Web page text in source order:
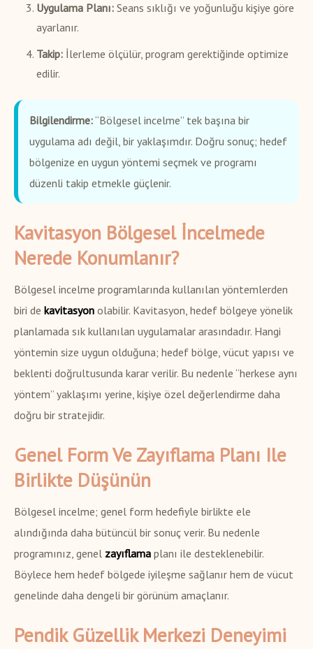
Uygulama Planı: Seans sıklığı ve yoğunluğu kişiye göre
ayarlanır.
Takip: İlerleme ölçülür, program gerektiğinde optimize
edilir.
Bilgilendirme:“Bölgesel incelme” tek başına bir
uygulama adı değil, bir yaklaşımdır. Doğru sonuç; hedef
bölgenize en uygun yöntemi seçmek ve programı
düzenli takip etmekle güçlenir.
Kavitasyon Bölgesel İncelmede
Nerede Konumlanır?
Bölgesel incelme programlarında kullanılan yöntemlerden
biri de kavitasyon olabilir. Kavitasyon, hedef bölgeye yönelik
planlamada sık kullanılan uygulamalar arasındadır. Hangi
yöntemin size uygun olduğuna; hedef bölge, vücut yapısı ve
beklenti doğrultusunda karar verilir. Bu nedenle “herkese aynı
yöntem” yaklaşımı yerine, kişiye özel değerlendirme daha
doğru bir stratejidir.
Genel Form Ve Zayıflama Planı Ile
Birlikte Düşünün
Bölgesel incelme; genel form hedefiyle birlikte ele
alındığında daha bütüncül bir sonuç verir. Bu nedenle
programınız, genel zayıflama planı ile desteklenebilir.
Böylece hem hedef bölgede iyileşme sağlanır hem de vücut
genelinde daha dengeli bir görünüm amaçlanır.
Pendik Güzellik Merkezi Deneyimi